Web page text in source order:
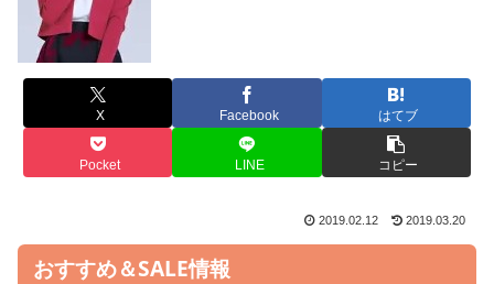
X Facebook はてブ
Pocket LINE コピー
2019.02.12 2019.03.20
おすすめ＆SALE情報